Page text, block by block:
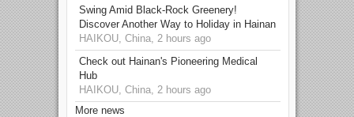
Swing Amid Black‑Rock Greenery!
Discover Another Way to Holiday in Hainan
HAIKOU, China, 2 hours ago
Check out Hainan's Pioneering Medical
Hub
HAIKOU, China, 2 hours ago
More news